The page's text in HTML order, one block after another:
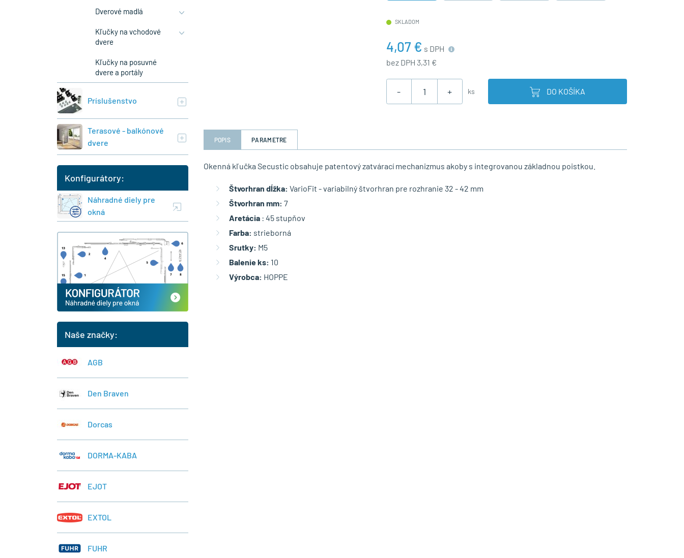
SKLADOM
4,07 € s DPH
bez DPH 3,31 €
- + ks DO KOŠÍKA
POPIS PARAMETRE
Okenná kľučka Secustic obsahuje patentový zatvárací mechanizmus akoby s integrovanou základnou poistkou.
Štvorhran dĺžka: VarioFit - variabilný štvorhran pre rozhranie 32 - 42 mm
Štvorhran mm: 7
Aretácia : 45 stupňov
Farba: strieborná
Srutky: M5
Balenie ks: 10
Výrobca: HOPPE
Dverové madlá
Kľučky na vchodové
dvere
Kľučky na posuvné
dvere a portály
Príslušenstvo
Terasové - balkónové
dvere
Konfigurátory:
Náhradné diely pre
okná
Naše značky:
AGB
Den Braven
Dorcas
DORMA-KABA
EJOT
EXTOL
FUHR